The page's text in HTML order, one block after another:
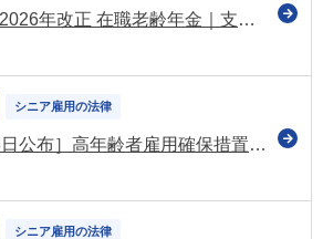
【専門家コラム】2026年改正 在職老齢年金｜支給停止基準65万円への引上げと賃金設計・実務対応のポイント
シニア雇用の法律
［令和７年３月28日公布］高年齢者雇用確保措置に関する経過措置の終了に伴う省令・告示の改正
シニア雇用の法律